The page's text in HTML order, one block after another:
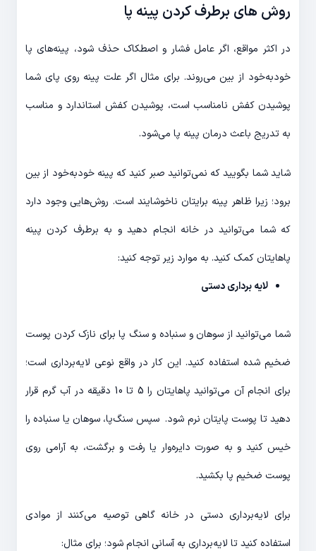
روش های برطرف کردن پینه پا
در اکثر مواقع، اگر عامل فشار و اصطکاک حذف شود، پینه‌های پا
خودبه‌خود از بین می‌روند. برای مثال اگر علت پینه روی پای شما
پوشیدن کفش نامناسب است، پوشیدن کفش استاندارد و مناسب
به تدریج باعث درمان پینه پا می‌شود.
شاید شما بگویید که نمی‌توانید صبر کنید که پینه خودبه‌خود از بین
برود؛ زیرا ظاهر پینه برایتان ناخوشایند است. روش‌هایی وجود دارد
که شما می‌توانید در خانه انجام دهید و به برطرف کردن پینه
پاهایتان کمک کنید. به موارد زیر توجه کنید:
لایه برداری دستی
شما می‌توانید از سوهان و سنباده و سنگ پا برای نازک کردن پوست
ضخیم شده استفاده کنید. این کار در واقع نوعی لایه‌برداری است؛
برای انجام آن می‌توانید پاهایتان را 5 تا 10 دقیقه در آب گرم قرار
دهید تا پوست پایتان نرم شود. سپس سنگ‌پا، سوهان یا سنباده را
خیس کنید و به صورت دایره‌وار یا رفت و برگشت، به آرامی روی
پوست ضخیم پا بکشید.
برای لایه‌برداری دستی در خانه گاهی توصیه می‌کنند از موادی
استفاده کنید تا لایه‌برداری به آسانی انجام شود؛ برای مثال: